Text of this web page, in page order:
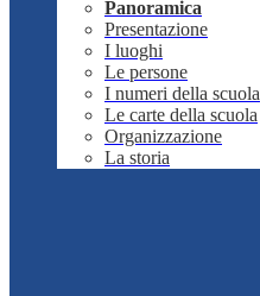
Panoramica
Presentazione
I luoghi
Le persone
I numeri della scuola
Le carte della scuola
Organizzazione
La storia